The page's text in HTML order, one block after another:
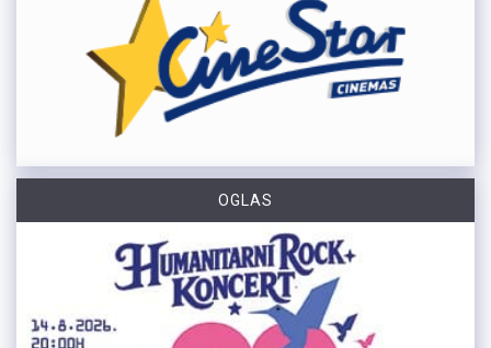
OGLAS